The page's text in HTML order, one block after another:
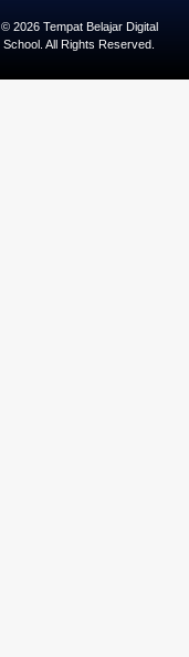
© 2026 Tempat Belajar Digital
School. All Rights Reserved.